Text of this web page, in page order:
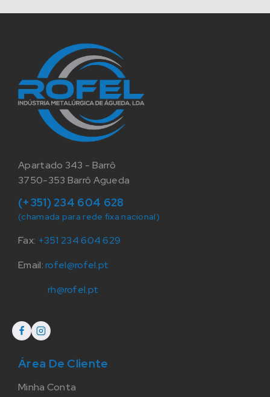
Apartado 343 - Barrô
3750-353 Barrô Agueda
(+351) 234 604 628
(chamada para rede fixa nacional)
Fax: +351 234 604 629
Email:rofel@rofel.pt
rh@rofel.pt
Área De Cliente
Minha Conta